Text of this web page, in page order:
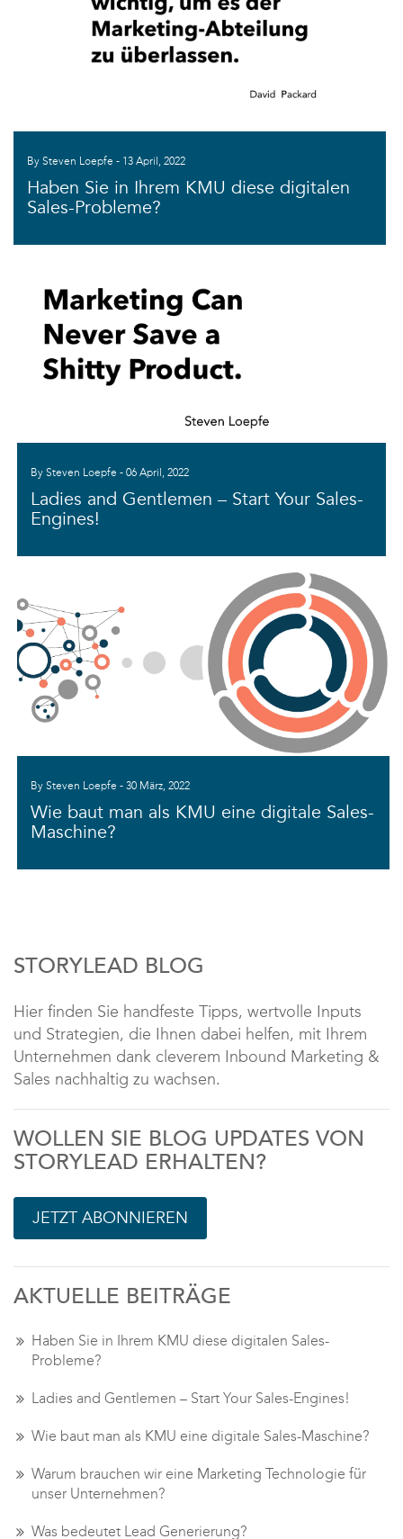
By Steven Loepfe - 13 April, 2022
Haben Sie in Ihrem KMU diese digitalen
Sales-Probleme?
By Steven Loepfe - 06 April, 2022
Ladies and Gentlemen – Start Your Sales-
Engines!
By Steven Loepfe - 30 März, 2022
Wie baut man als KMU eine digitale Sales-
Maschine?
STORYLEAD BLOG
Hier finden Sie handfeste Tipps, wertvolle Inputs
und Strategien, die Ihnen dabei helfen, mit Ihrem
Unternehmen dank cleverem Inbound Marketing &
Sales nachhaltig zu wachsen.
WOLLEN SIE BLOG UPDATES VON
STORYLEAD ERHALTEN?
JETZT ABONNIEREN
AKTUELLE BEITRÄGE
Haben Sie in Ihrem KMU diese digitalen Sales-
Probleme?
Ladies and Gentlemen – Start Your Sales-Engines!
Wie baut man als KMU eine digitale Sales-Maschine?
Warum brauchen wir eine Marketing Technologie für
unser Unternehmen?
Was bedeutet Lead Generierung?